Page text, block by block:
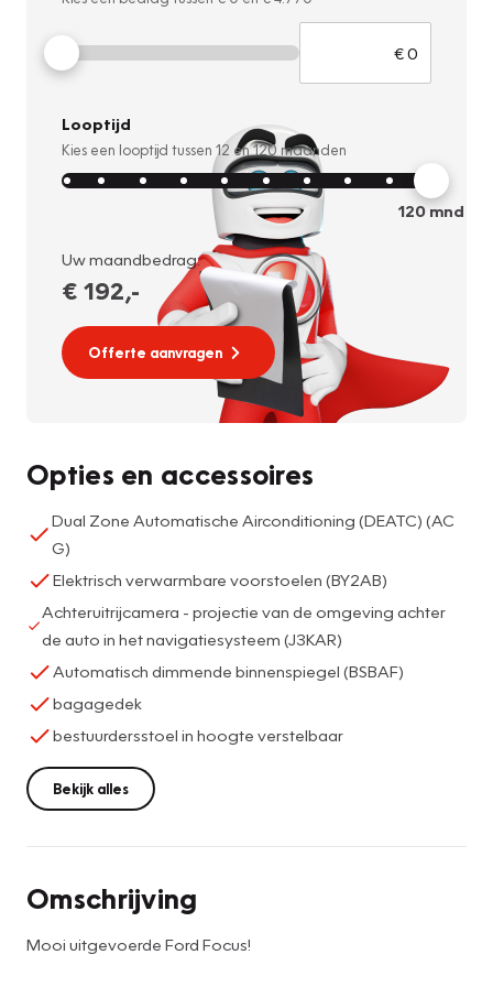
Looptijd
Kies een looptijd tussen 12 en120 maanden
120mnd
Uw maandbedrag:
€ 192,-
Offerte aanvragen
Opties en accessoires
Dual Zone Automatische Airconditioning (DEATC) (AC
G)
Elektrisch verwarmbare voorstoelen (BY2AB)
Achteruitrijcamera - projectie van de omgeving achter
de auto in het navigatiesysteem (J3KAR)
Automatisch dimmende binnenspiegel (BSBAF)
bagagedek
bestuurdersstoel in hoogte verstelbaar
Bekijk alles
Omschrijving
Mooi uitgevoerde Ford Focus!